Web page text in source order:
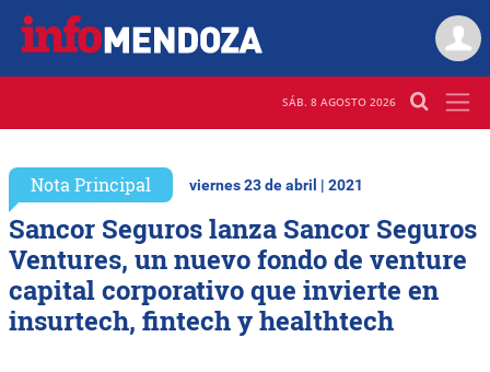
SÁB. 8 AGOSTO 2026
Nota Principal viernes 23 de abril | 2021
Sancor Seguros lanza Sancor Seguros
Ventures, un nuevo fondo de venture
capital corporativo que invierte en
insurtech, fintech y healthtech